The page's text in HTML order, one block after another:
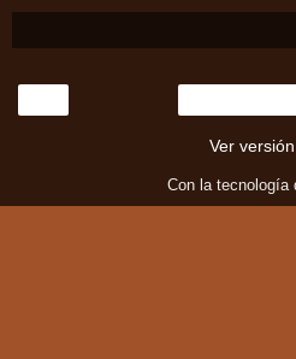
Ver
Con la tecnología